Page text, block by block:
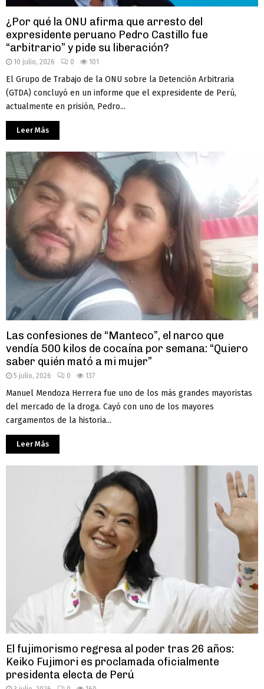
¿Por qué la ONU afirma que arresto del
expresidente peruano Pedro Castillo fue
“arbitrario” y pide su liberación?
10 julio, 2026 0 101
El Grupo de Trabajo de la ONU sobre la Detención Arbitraria
(GTDA) concluyó en un informe que el expresidente de Perú,
actualmente en prisión, Pedro...
Leer Más
Las confesiones de “Manteco”, el narco que
vendía 500 kilos de cocaína por semana: “Quiero
saber quién mató a mi mujer”
5 julio, 2026 0 137
Manuel Mendoza Herrera fue uno de los más grandes mayoristas
del mercado de la droga. Cayó con uno de los mayores
cargamentos de la historia...
Leer Más
El fujimorismo regresa al poder tras 26 años:
Keiko Fujimori es proclamada oficialmente
presidenta electa de Perú